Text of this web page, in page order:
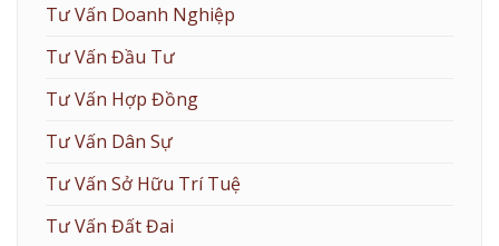
Tư Vấn Doanh Nghiệp
Tư Vấn Đầu Tư
Tư Vấn Hợp Đồng
Tư Vấn Dân Sự
Tư Vấn Sở Hữu Trí Tuệ
Tư Vấn Đất Đai